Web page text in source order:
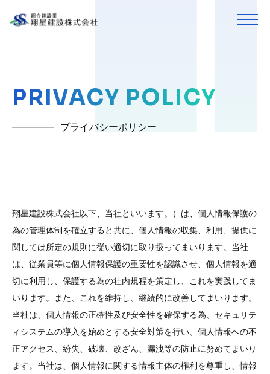
PRIVACY POLICY
プライバシーポリシー
翔星建設株式会社以下、当社といいます。）は、個人情報保護の
為の管理体制を確立すると共に、個人情報の収集、利用、提供に
関しては所定の規則に従い適切に取り扱ってまいります。当社
は、従業員等に個人情報保護の重要性を認識させ、個人情報を適
切に利用し、保護する為の社内規程を策定し、これを実践してま
いります。また、これを維持し、継続的に改善してまいります。
当社は、個人情報の正確性及び安全性を確保する為、セキュリテ
ィシステムの導入を始めとする安全対策を行い、個人情報への不
正アクセス、紛失、破壊、改ざん、漏洩等の防止に努めてまいり
ます。当社は、個人情報に関する情報主体の権利を尊重し、情報